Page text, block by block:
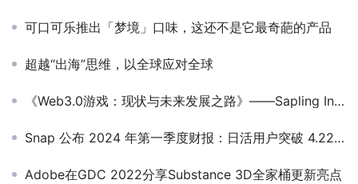
可口可乐推出「梦境」口味，这还不是它最奇葩的产品
超越“出海”思维，以全球应对全球
《Web3.0游戏：现状与未来发展之路》——Sapling Insight 行业研究负责人 Frank MA
Snap 公布 2024 年第一季度财报：日活用户突破 4.22 亿，同比增长 10%
Adobe在GDC 2022分享Substance 3D全家桶更新亮点